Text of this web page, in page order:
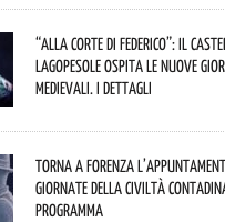
“Alla corte di Federico”: il
Lagopesole ospita le nuove
Medievali. I dettagli
Torna a Forenza
Giornate della Civiltà
programma